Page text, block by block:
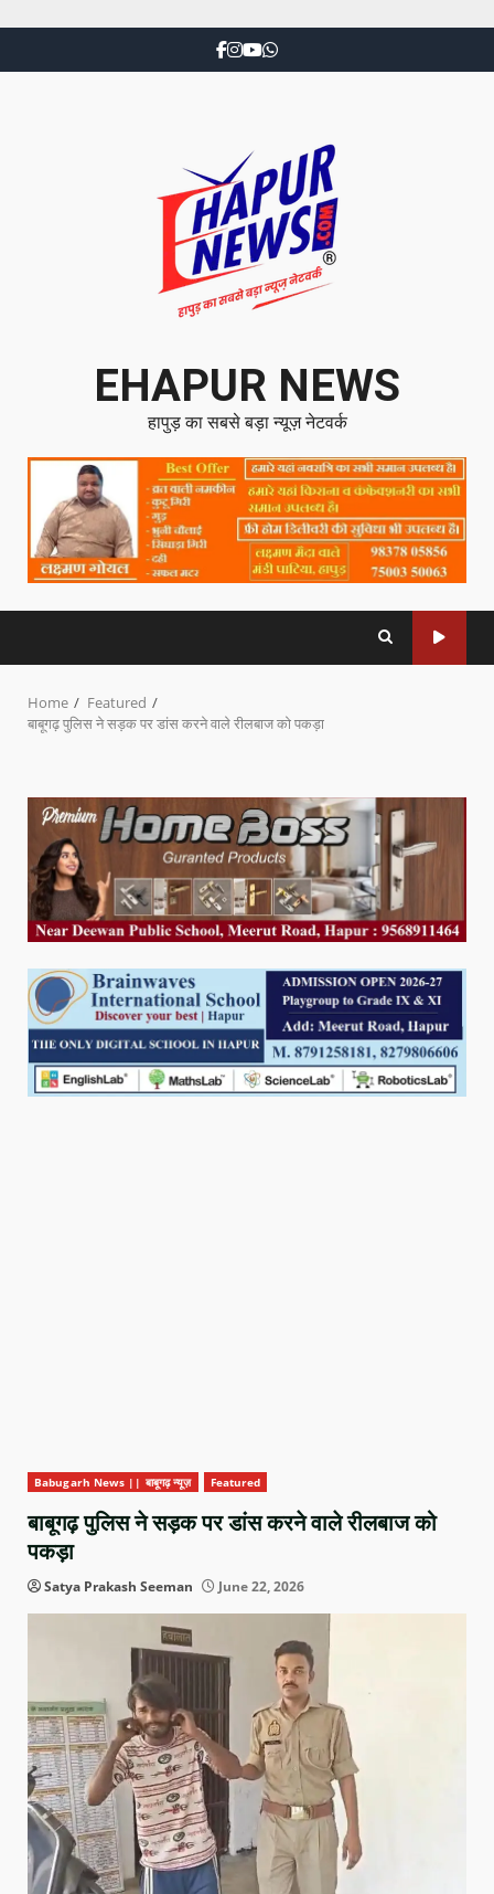
EHAPUR NEWS
हापुड़ का सबसे बड़ा न्यूज़ नेटवर्क
Home
Featured
बाबूगढ़ पुलिस ने सड़क पर डांस करने वाले रीलबाज को पकड़ा
Babugarh News || बाबूगढ़ न्यूज़ Featured
बाबूगढ़ पुलिस ने सड़क पर डांस करने वाले रीलबाज को
पकड़ा
Satya Prakash Seeman June 22, 2026